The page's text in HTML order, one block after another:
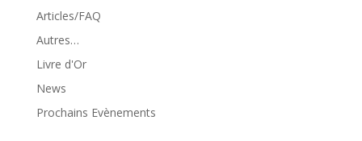
Articles/FAQ
Autres…
Livre d'Or
News
Prochains Evènements